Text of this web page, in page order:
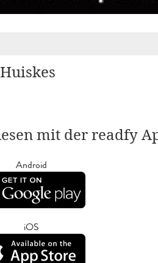
mit der readfy
Android
iOS